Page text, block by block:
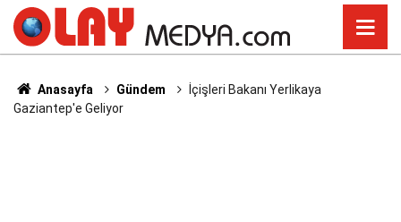
Anasayfa Gündem
İçişleri Bakanı Yerlikaya
Gaziantep'e Geliyor